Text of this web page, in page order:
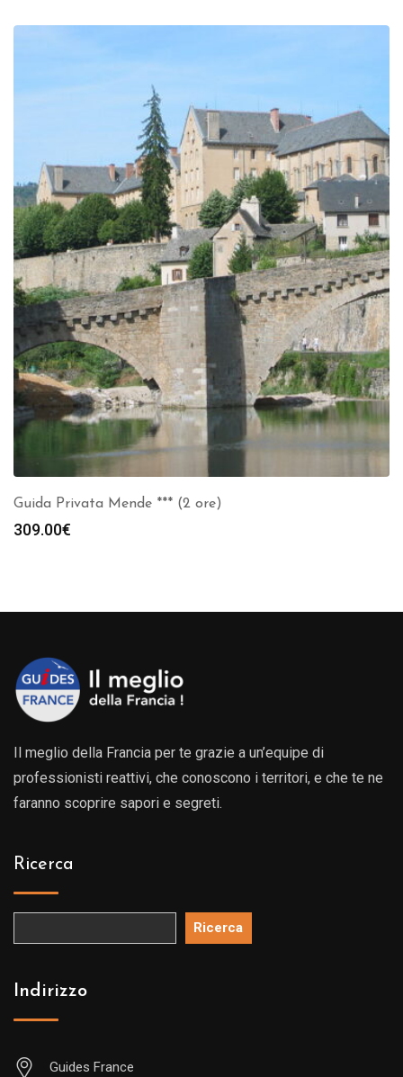
Guida Privata Mende *** (2 ore)
309.00€
Il meglio della Francia per te grazie a un’equipe di
professionisti reattivi, che conoscono i territori, e che te ne
faranno scoprire sapori e segreti.
Ricerca
Ricerca
Indirizzo
Guides France